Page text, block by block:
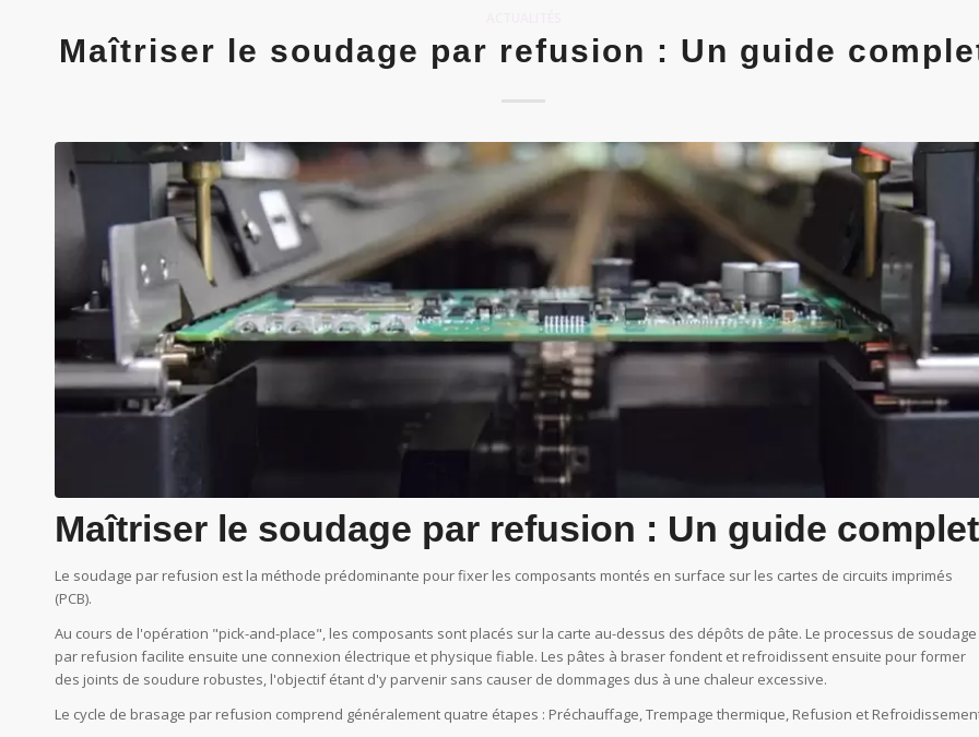
Maîtriser le soudage par refusion : Un guide
Maîtriser le soudage par refusion : Un guide complet
Le soudage par refusion est la méthode prédominante pour fixer les composants montés en surface sur les cartes de circuits imprimés
(PCB).
Au cours de l'opération "pick-and-place", les composants sont placés sur la carte au-dessus des dépôts de pâte. Le processus de soudage
par refusion facilite ensuite une connexion électrique et physique fiable. Les pâtes à braser fondent et refroidissent ensuite pour former
des joints de soudure robustes, l'objectif étant d'y parvenir sans causer de dommages dus à une chaleur excessive.
Le cycle de brasage par refusion comprend généralement quatre étapes : Préchauffage, Trempage thermique, Refusion et